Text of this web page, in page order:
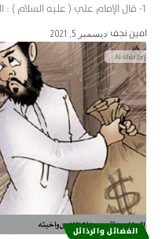
1- قال الإمام علي ( عليه السلام ) : البخل جامع لمساوئ…
امین نجف ديسمبر 5, 2021
الفضائل والرذائل